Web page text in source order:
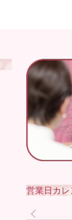
営業日カレ